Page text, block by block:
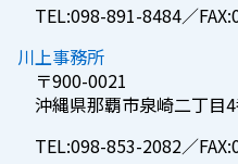
TEL:098-891-8484／
川上事務所
〒900-0021
沖縄県那覇市泉崎二丁目
TEL:098-853-2082／